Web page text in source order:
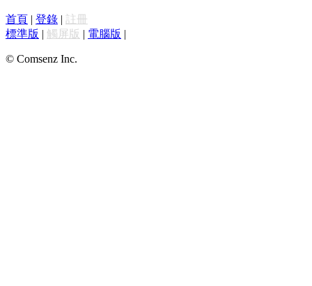
首頁 | 登錄 | 註冊
標準版 | 觸屏版 | 電腦版 |
© Comsenz Inc.